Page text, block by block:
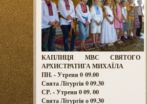
КАПЛИЦЯ МВС СВЯТОГО
АРХИСТРАТИГА МИХАЇЛА
ПН. - Утреня 0 09.00
Свята Літургія 0 09.30
СР. - Утреня 0 09. 00
Свята Літургія о 09.30